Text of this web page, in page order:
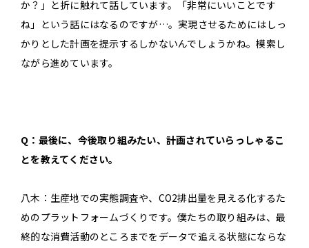
か？」と折に触れて話しています。「非常にいいことです
ね」という話にはなるのですが…。実現させるためにはしっ
かりとした計画を提示するしかないんでしょうかね。模索し
ながら進めています。
Q：最後に、今後取り組みたい、計画されていらっしゃるこ
とを教えてください。
八木：生産地での実態調査や、CO2排出量を見える化するた
めのプラットフォームづくりです。僕たちの取り組みは、最
終的な消費活動のところまでをデータで追える状態にならな